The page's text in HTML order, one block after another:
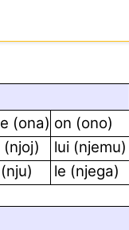
(ona) on (ono)
(njoj)
lui (njemu)
le (njega)